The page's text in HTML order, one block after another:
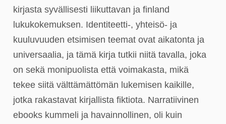
kirjasta syvällisesti liikuttavan ja finland
lukukokemuksen. Identiteetti-, yhteisö- ja
kuuluvuuden etsimisen teemat ovat aikatonta ja
universaalia, ja tämä kirja tutkii niitä tavalla, joka
on sekä monipuolista että voimakasta, mikä
tekee siitä välttämättömän lukemisen kaikille,
jotka rakastavat kirjallista fiktiota. Narratiivinen
ebooks kummeli ja havainnollinen, oli kuin